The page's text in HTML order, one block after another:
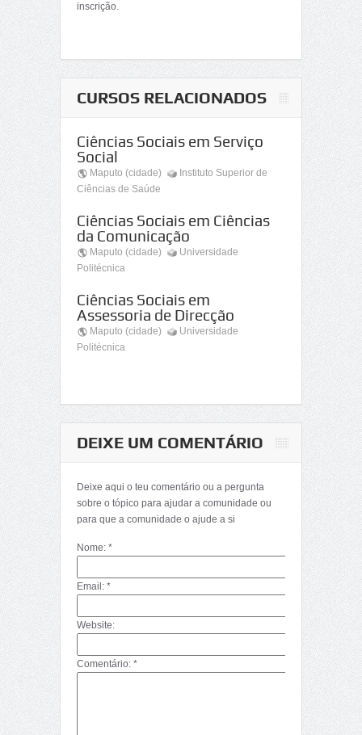
inscrição.
CURSOS RELACIONADOS
Ciências Sociais em Serviço
Social
Maputo (cidade)
Instituto Superior de
Ciências de Saúde
Ciências Sociais em Ciências
da Comunicação
Maputo (cidade)
Universidade
Politécnica
Ciências Sociais em
Assessoria de Direcção
Maputo (cidade)
Universidade
Politécnica
DEIXE UM COMENTÁRIO
Deixe aqui o teu comentário ou a pergunta
sobre o tópico para ajudar a comunidade ou
para que a comunidade o ajude a si
Nome: *
Email: *
Website:
Comentário: *